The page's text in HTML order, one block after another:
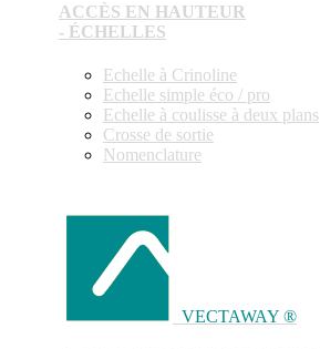
ACCÈS EN HAUTEUR
- ÉCHELLES
Echelle à Crinoline
Echelle simple éco / pro
Echelle à coulisse à deux plans
Crosse de sortie
Nomenclature
VECTAWAY ®